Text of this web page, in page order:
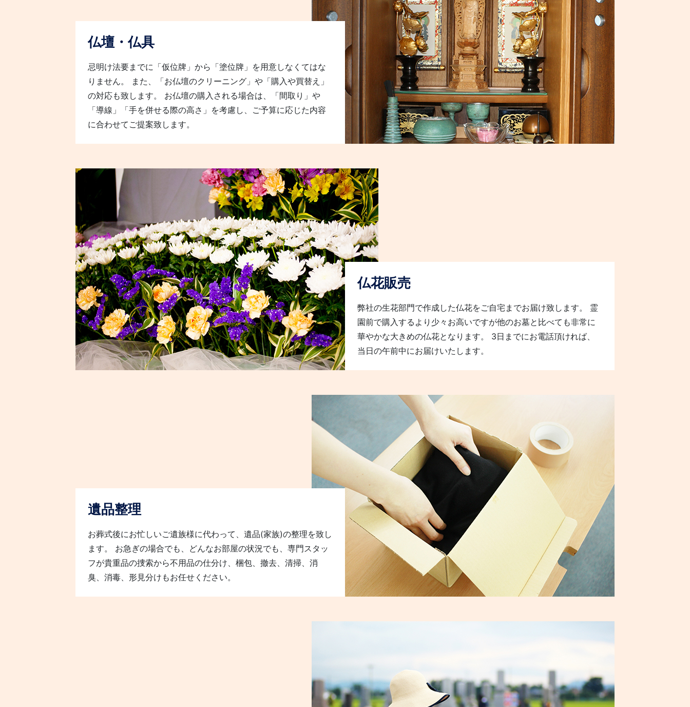
仏壇・仏具
忌明け法要までに「仮位牌」から「塗位牌」を用意しなくてはな
りません。 また、「お仏壇のクリーニング」や「購入や買替え」
の対応も致します。 お仏壇の購入される場合は、「間取り」や
「導線」「手を併せる際の高さ」を考慮し、ご予算に応じた内容
に合わせてご提案致します。
仏花販売
弊社の生花部門で作成した仏花をご自宅までお届け致します。 霊
園前で購入するより少々お高いですが他のお墓と比べても非常に
華やかな大きめの仏花となります。 3日までにお電話頂ければ、
当日の午前中にお届けいたします。
遺品整理
お葬式後にお忙しいご遺族様に代わって、遺品(家族)の整理を致し
ます。 お急ぎの場合でも、どんなお部屋の状況でも、専門スタッ
フが貴重品の捜索から不用品の仕分け、梱包、撤去、清掃、消
臭、消毒、形見分けもお任せください。